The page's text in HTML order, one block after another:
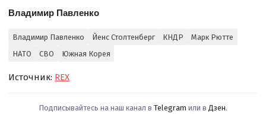
Владимир Павленко
Владимир Павленко Йенс Столтенберг КНДР
Марк Рютте
НАТО
СВО Южная Корея
Источник: REX
Подписывайтесь на наш канал в Telegram или в Дзен.